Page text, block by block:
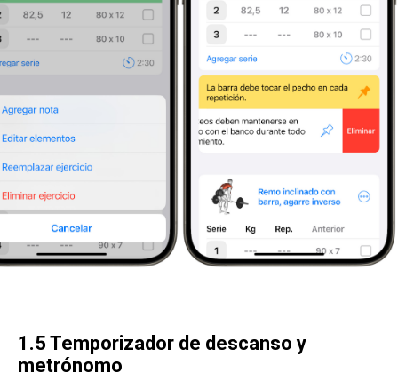
1.5 Temporizador de descanso y
metrónomo